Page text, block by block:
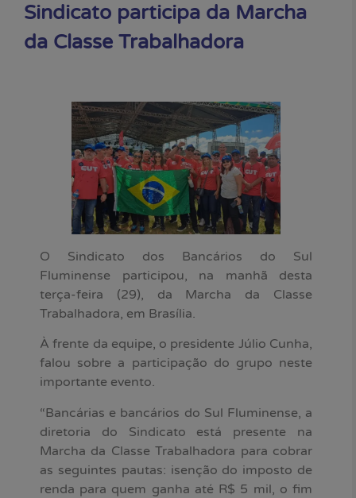
Sindicato participa da Marcha
da Classe Trabalhadora
O Sindicato dos Bancários do Sul
Fluminense participou, na manhã desta
terça-feira (29), da Marcha da Classe
Trabalhadora, em Brasília.
À frente da equipe, o presidente Júlio Cunha,
falou sobre a participação do grupo neste
importante evento.
“Bancárias e bancários do Sul Fluminense, a
diretoria do Sindicato está presente na
Marcha da Classe Trabalhadora para cobrar
as seguintes pautas: isenção do imposto de
renda para quem ganha até R$ 5 mil, o fim